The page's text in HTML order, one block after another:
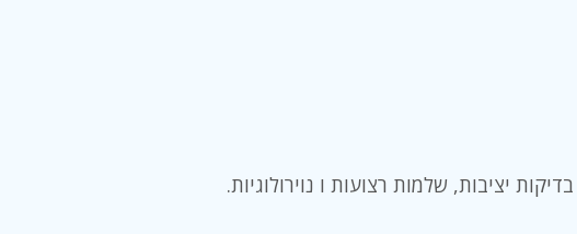
יציבות, שלמות רצועות ו נוירולוגיות.